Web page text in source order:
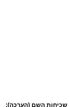
שכיחות השם (הערכה):